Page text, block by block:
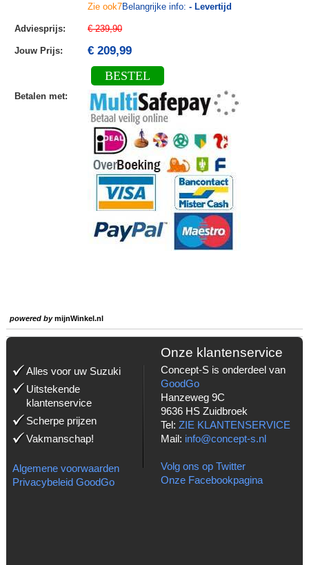
Zie ook7Belangrijke info: - Levertijd
Adviesprijs: € 239,90
Jouw Prijs: € 209,99
BESTEL
Betalen met:
powered bymijnWinkel.nl
Alles voor uw Suzuki
Uitstekende
klantenservice
Scherpe prijzen
Vakmanschap!
Algemene voorwaarden
Privacybeleid GoodGo
Onze klantenservice
Concept-S is onderdeel van
GoodGo
Hanzeweg 9C
9636 HS Zuidbroek
Tel: ZIE KLANTENSERVICE
Mail: info@concept-s.nl
Volg ons op Twitter
Onze Facebookpagina